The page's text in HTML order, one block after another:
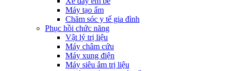
Máy tạo ẩm
Chăm sóc y tế gia đình
Phục hồi chức năng
Vật lý trị liệu
Máy châm cứu
Máy xung điện
Máy siêu âm trị liệu